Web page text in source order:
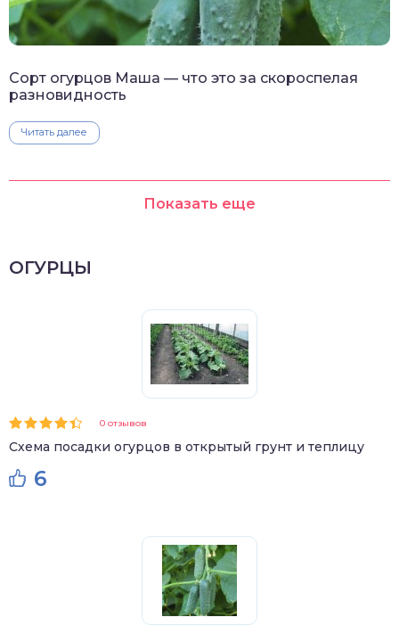
Сорт огурцов Маша — что это за скороспелая
разновидность
Читать далее
Показать еще
ОГУРЦЫ
0 отзывов
Схема посадки огурцов в открытый грунт и теплицу
6